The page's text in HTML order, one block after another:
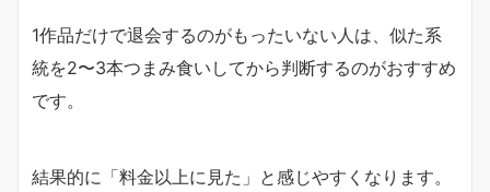
1作品だけで退会するのがもったいない人は、似た系
統を2〜3本つまみ食いしてから判断するのがおすすめ
です。
結果的に「料金以上に見た」と感じやすくなります。